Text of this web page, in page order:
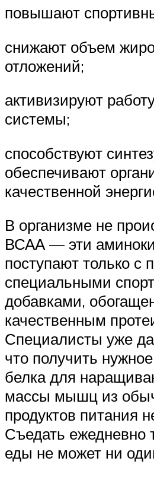
повышают
снижают объем
отложений;
активизируют
системы;
способствуют
обеспечивают
качественной
В организме не
ВСАА — эти
поступают только с
специальными
добавками,
качественным
Специалисты уже
что получить
белка для
массы мышц из
продуктов питания
Съедать ежедневно
еды не может ни